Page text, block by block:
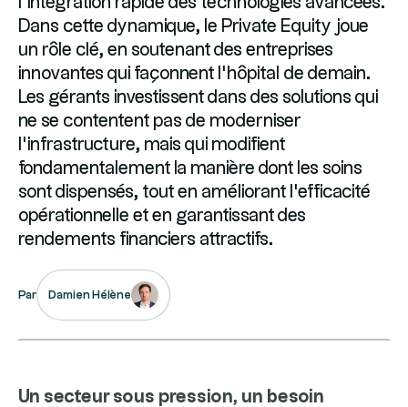
Dans cette dynamique, le Private Equity joue
un rôle clé, en soutenant des entreprises
innovantes qui façonnent l'hôpital de demain.
Les gérants investissent dans des solutions qui
ne se contentent pas de moderniser
l'infrastructure, mais qui modifient
fondamentalement la manière dont les soins
sont dispensés, tout en améliorant l'efficacité
opérationnelle et en garantissant des
rendements financiers attractifs.
Par Damien Hélène
Un secteur sous pression, un besoin